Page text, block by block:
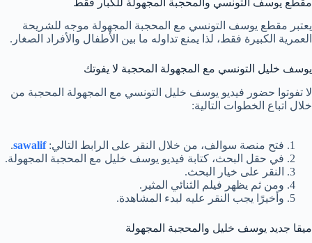
يعتبر مقطع يوسف التونسي مع المحجبة المجهولة موجه للشريحة
العمرية الكبيرة فقط، لذا يمنع تداوله ما بين الأطفال والأفراد الصغار.
يوسف خليل التونسي مع المجهولة المحجبة لا يفوتك
لا تفوتوا حضور فيديو يوسف خليل التونسي مع المجهولة المحجبة من
خلال اتباع الخطوات التالية:
فتح منصة سوالف، من خلال النقر على الرابط التالي:sawalif
.
في حقل البحث، كتابة فيديو يوسف خليل مع المحجبة المجهولة.
النقر على خيار البحث.
ومن ثم يظهر فيلم الثنائي المثير.
وأخيرًا يجب النقر عليه لبدء المشاهدة.
ميقا جديد يوسف خليل والمحجبة المجهولة